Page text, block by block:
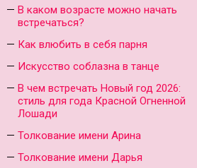
В каком возрасте можно начать
встречаться?
Как влюбить в себя парня
Искусство соблазна в танце
В чем встречать Новый год 2026:
стиль для года Красной Огненной
Лошади
Толкование имени Арина
Толкование имени Дарья